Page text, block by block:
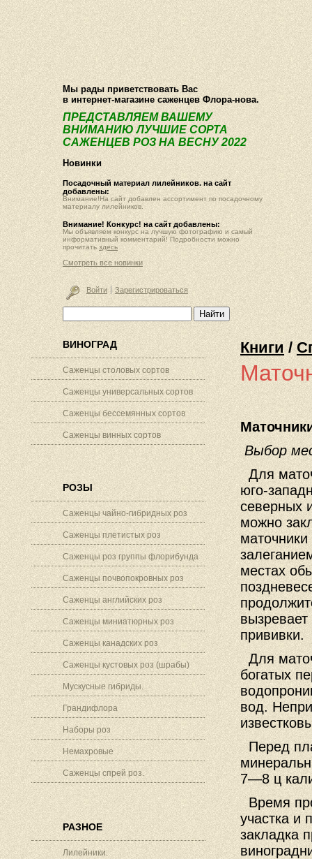
О компании Как купить Фотогалерея Статьи Опт
Мы рады приветствовать Вас
в интернет-магазине саженцев Флора-нова.
ПРЕДСТАВЛЯЕМ ВАШЕМУ
ВНИМАНИЮ ЛУЧШИЕ СОРТА
САЖЕНЦЕВ РОЗ НА ВЕСНУ 2022
Новинки
Посадочный материал лилейников. на сайт
добавлены:
Внимание!На сайт добавлен ассортимент по посадочному
материалу лилейников.
Внимание! Конкурс! на сайт добавлены:
Мы объявляем конкурс на лучшую фотографию и самый
информативный комментарий! Подробности можно
прочитать здесь
Смотреть все новинки
Войти Зарегистрироваться
ВИНОГРАД
Саженцы столовых сортов
Саженцы универсальных сортов
Саженцы бессемянных сортов
Саженцы винных сортов
РОЗЫ
Саженцы чайно-гибридных роз
Саженцы плетистых роз
Саженцы роз группы флорибунда
Саженцы почвопокровных роз
Саженцы английских роз
Саженцы миниатюрных роз
Саженцы канадских роз
Саженцы кустовых роз (шрабы)
Мускусные гибриды.
Грандифлора
Наборы роз
Немахровые
Саженцы спрей роз.
РАЗНОЕ
Лилейники.
Книги/
Выбор
Для
юго-
северных
можно
местах
прививки.
Для
богатых
вод.
Перед
7—8 ц
Время
участка и
закладка